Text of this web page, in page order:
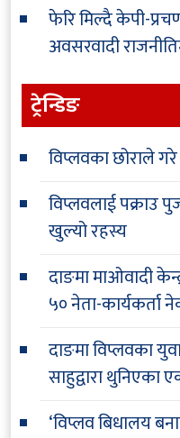
फेरि मिल्दै केपी-
अवसरवादी
ट्रेन्डिङ
विप्लवका छोराले
विप्लवलाई पक्राउ
खुल्यो रहस्य
दाङमा माओवादी
५० नेता-कार्यकर्ता
दाङमा विप्लवका
साहुद्वारा थुनिएका
‘विप्लव बिधालय